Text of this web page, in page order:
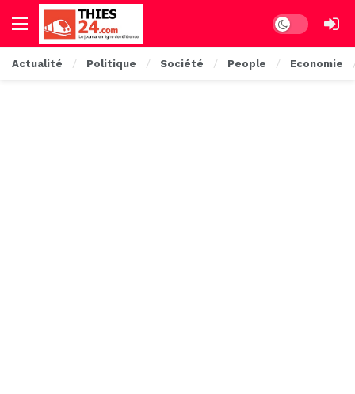
Dark mode
Actualité Politique Société People Economie